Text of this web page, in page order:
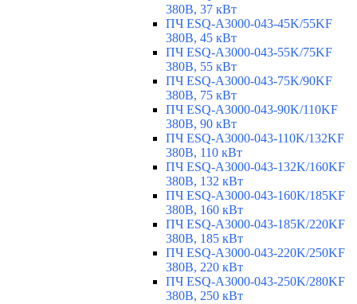
380В, 37 кВт
ПЧ ESQ-A3000-043-45K/55KF
380В, 45 кВт
ПЧ ESQ-A3000-043-55K/75KF
380В, 55 кВт
ПЧ ESQ-A3000-043-75K/90KF
380В, 75 кВт
ПЧ ESQ-A3000-043-90K/110KF
380В, 90 кВт
ПЧ ESQ-A3000-043-110K/132KF
380В, 110 кВт
ПЧ ESQ-A3000-043-132K/160KF
380В, 132 кВт
ПЧ ESQ-A3000-043-160K/185KF
380В, 160 кВт
ПЧ ESQ-A3000-043-185K/220KF
380В, 185 кВт
ПЧ ESQ-A3000-043-220K/250KF
380В, 220 кВт
ПЧ ESQ-A3000-043-250K/280KF
380В, 250 кВт